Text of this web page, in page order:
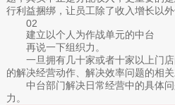
行利益捆绑，让员工除了收入增长以
02
建立以个人为作战单元的中台
再说一下组织力。
一旦拥有几十家或者十家以上门店
的解决经营动作、解决效率问题的相关
中台部门解决日常经营中的具体问
力。